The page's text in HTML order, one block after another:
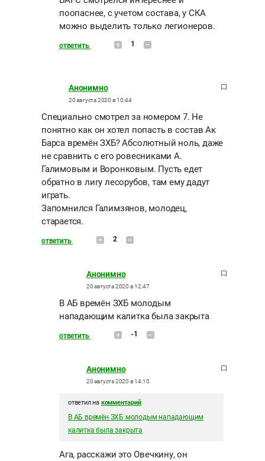
поопаснее, с учетом состава, у СКА
можно выделить только легионеров.
ответить 1
Анонимно
20 августа 2020 в 10:44
Специально смотрел за номером 7. Не
понятно как он хотел попасть в состав Ак
Барса времён ЗХБ? Абсолютный ноль, даже
не сравнить с его ровесниками А.
Галимовым и Воронковым. Пусть едет
обратно в лигу лесорубов, там ему дадут
играть.
Запомнился Галимзянов, молодец,
старается.
ответить 2
Анонимно
20 августа 2020 в 12:47
В АБ времён ЗХБ молодым
нападающим калитка была закрыта
ответить -1
Анонимно
20 августа 2020 в 14:10
ответил на комментарий
В АБ времён ЗХБ молодым нападающим
калитка была закрыта
Ага, расскажи это Овечкину, он